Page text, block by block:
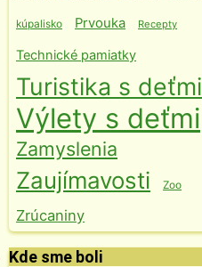
kúpalisko Prvouka Recepty
Technické pamiatky
Turistika s deťmi
Výlety s deťmi
Zamyslenia
Zaujímavosti Zoo
Zrúcaniny
Kde sme boli